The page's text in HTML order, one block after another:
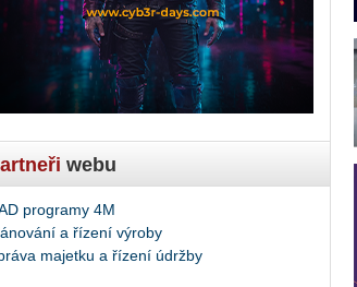
webu
programy 4M
a řízení výroby
majetku a řízení údržby